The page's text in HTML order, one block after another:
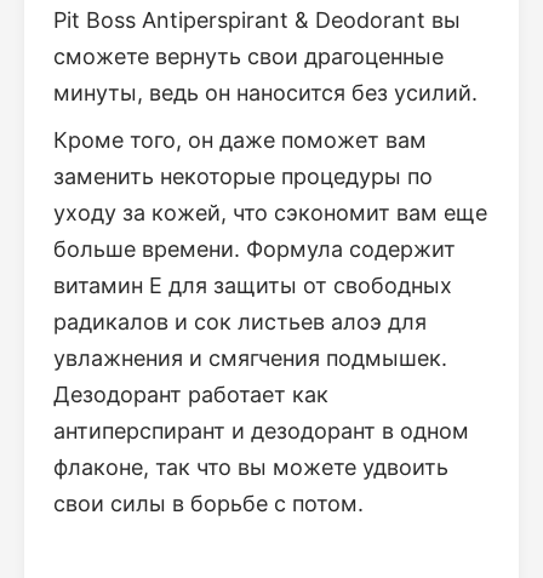
Pit Boss Antiperspirant & Deodorant вы
сможете вернуть свои драгоценные
минуты, ведь он наносится без усилий.
Кроме того, он даже поможет вам
заменить некоторые процедуры по
уходу за кожей, что сэкономит вам еще
больше времени. Формула содержит
витамин Е для защиты от свободных
радикалов и сок листьев алоэ для
увлажнения и смягчения подмышек.
Дезодорант работает как
антиперспирант и дезодорант в одном
флаконе, так что вы можете удвоить
свои силы в борьбе с потом.